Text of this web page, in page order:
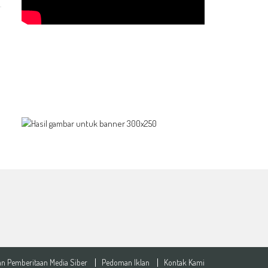
Pemberitaan Media Siber Pedoman Iklan Kontak Kami